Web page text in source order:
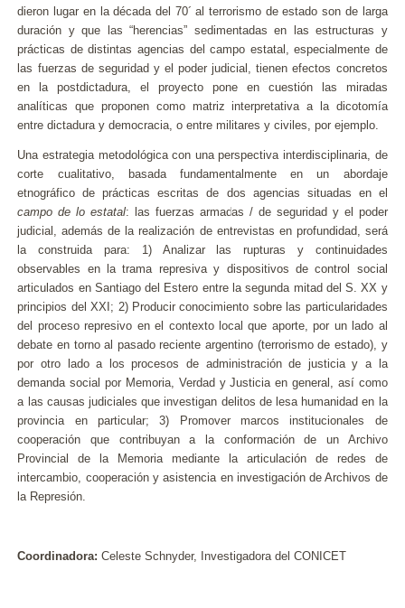
dieron lugar en la década del 70´ al terrorismo de estado son de larga
duración y que las “herencias” sedimentadas en las estructuras y
prácticas de distintas agencias del campo estatal, especialmente de
las fuerzas de seguridad y el poder judicial, tienen efectos concretos
en la postdictadura, el proyecto pone en cuestión las miradas
analíticas que proponen como matriz interpretativa a la dicotomía
entre dictadura y democracia, o entre militares y civiles, por ejemplo.
Una estrategia metodológica con una perspectiva interdisciplinaria, de
corte cualitativo, basada fundamentalmente en un abordaje
etnográfico de prácticas escritas de dos agencias situadas en el
campo de lo estatal: las fuerzas armadas / de seguridad y el poder
judicial, además de la realización de entrevistas en profundidad, será
la construida para: 1) Analizar las rupturas y continuidades
observables en la trama represiva y dispositivos de control social
articulados en Santiago del Estero entre la segunda mitad del S. XX y
principios del XXI; 2) Producir conocimiento sobre las particularidades
del proceso represivo en el contexto local que aporte, por un lado al
debate en torno al pasado reciente argentino (terrorismo de estado), y
por otro lado a los procesos de administración de justicia y a la
demanda social por Memoria, Verdad y Justicia en general, así como
a las causas judiciales que investigan delitos de lesa humanidad en la
provincia en particular; 3) Promover marcos institucionales de
cooperación que contribuyan a la conformación de un Archivo
Provincial de la Memoria mediante la articulación de redes de
intercambio, cooperación y asistencia en investigación de Archivos de
la Represión.
Coordinadora: Celeste Schnyder, Investigadora del CONICET